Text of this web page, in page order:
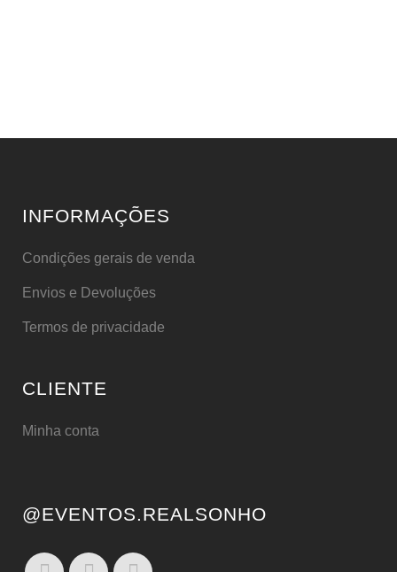
INFORMAÇÕES
Condições gerais de venda
Envios e Devoluções
Termos de privacidade
CLIENTE
Minha conta
@EVENTOS.REALSONHO